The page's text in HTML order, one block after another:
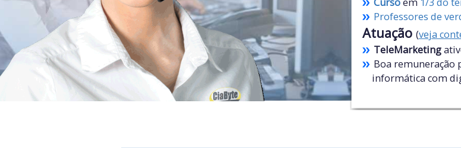
Professores de
Atuação (veja
TeleMarketing
Boa remuneração
informática com